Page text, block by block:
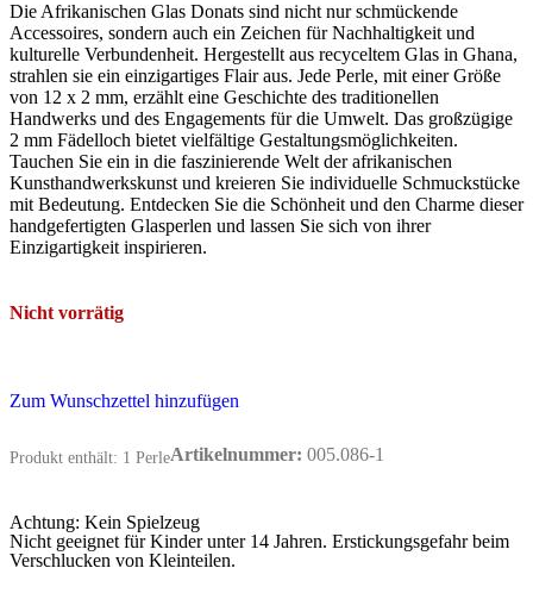
Die Afrikanischen Glas Donats sind nicht nur schmückende
Accessoires, sondern auch ein Zeichen für Nachhaltigkeit und
kulturelle Verbundenheit. Hergestellt aus recyceltem Glas in Ghana,
strahlen sie ein einzigartiges Flair aus. Jede Perle, mit einer Größe
von 12 x 2 mm, erzählt eine Geschichte des traditionellen
Handwerks und des Engagements für die Umwelt. Das großzügige
2 mm Fädelloch bietet vielfältige Gestaltungsmöglichkeiten.
Tauchen Sie ein in die faszinierende Welt der afrikanischen
Kunsthandwerkskunst und kreieren Sie individuelle Schmuckstücke
mit Bedeutung. Entdecken Sie die Schönheit und den Charme dieser
handgefertigten Glasperlen und lassen Sie sich von ihrer
Einzigartigkeit inspirieren.
Nicht vorrätig
Zum Wunschzettel hinzufügen
Produkt enthält: 1 PerleArtikelnummer: 005.086-1
Achtung: Kein Spielzeug
Nicht geeignet für Kinder unter 14 Jahren. Erstickungsgefahr beim
Verschlucken von Kleinteilen.